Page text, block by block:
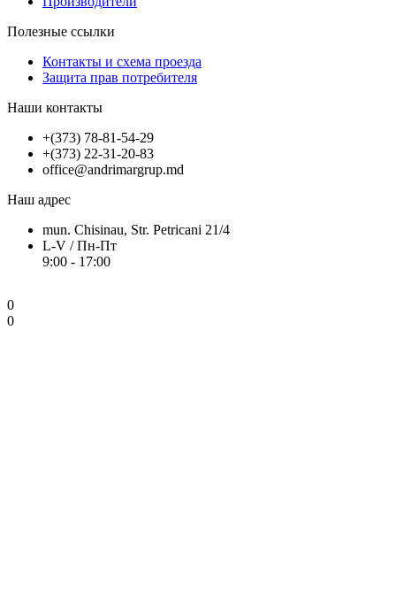
Полезные ссылки
Контакты и схема проезда
Защита прав потребителя
Наши контакты
+(373) 78-81-54-29
+(373) 22-31-20-83
office@andrimargrup.md
Наш адрес
mun. Chisinau, Str. Petricani 21/4
L-V / Пн-Пт
9:00 - 17:00
0
0